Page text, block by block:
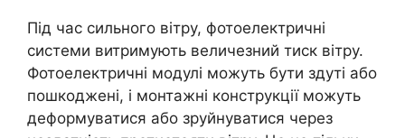
Під час сильного вітру, фотоелектричні
системи витримують величезний тиск вітру.
Фотоелектричні модулі можуть бути здуті або
пошкоджені, і монтажні конструкції можуть
деформуватися або зруйнуватися через